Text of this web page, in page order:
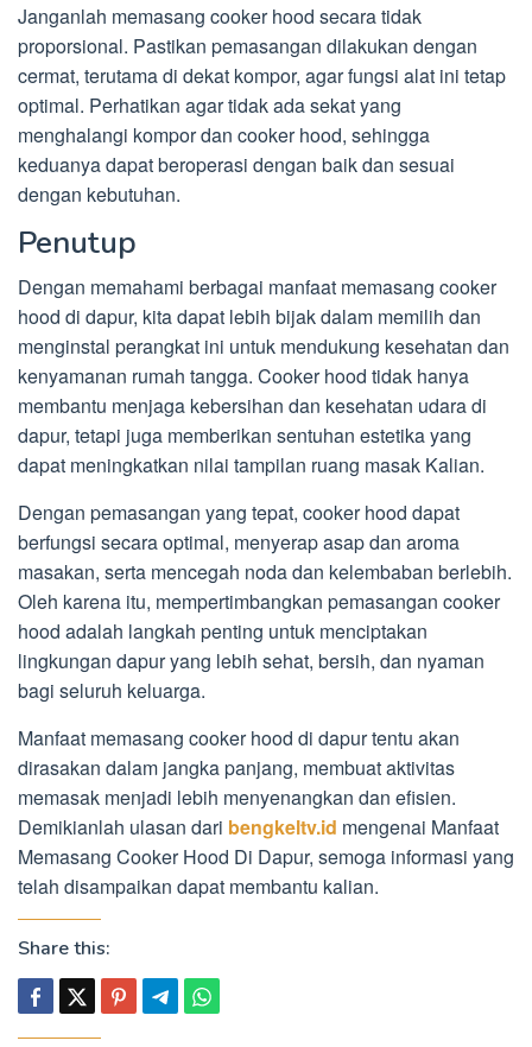
Janganlah memasang cooker hood secara tidak
proporsional. Pastikan pemasangan dilakukan dengan
cermat, terutama di dekat kompor, agar fungsi alat ini tetap
optimal. Perhatikan agar tidak ada sekat yang
menghalangi kompor dan cooker hood, sehingga
keduanya dapat beroperasi dengan baik dan sesuai
dengan kebutuhan.
Penutup
Dengan memahami berbagai manfaat memasang cooker
hood di dapur, kita dapat lebih bijak dalam memilih dan
menginstal perangkat ini untuk mendukung kesehatan dan
kenyamanan rumah tangga. Cooker hood tidak hanya
membantu menjaga kebersihan dan kesehatan udara di
dapur, tetapi juga memberikan sentuhan estetika yang
dapat meningkatkan nilai tampilan ruang masak Kalian.
Dengan pemasangan yang tepat, cooker hood dapat
berfungsi secara optimal, menyerap asap dan aroma
masakan, serta mencegah noda dan kelembaban berlebih.
Oleh karena itu, mempertimbangkan pemasangan cooker
hood adalah langkah penting untuk menciptakan
lingkungan dapur yang lebih sehat, bersih, dan nyaman
bagi seluruh keluarga.
Manfaat memasang cooker hood di dapur tentu akan
dirasakan dalam jangka panjang, membuat aktivitas
memasak menjadi lebih menyenangkan dan efisien.
Demikianlah ulasan dari bengkeltv.id mengenai Manfaat
Memasang Cooker Hood Di Dapur, semoga informasi yang
telah disampaikan dapat membantu kalian.
Share this: